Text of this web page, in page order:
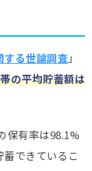
する世論調査」
の平均貯蓄額は
保有率は98.1%
できているこ